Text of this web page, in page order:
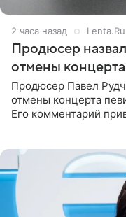
2 часа назад Lenta.Ru
Продюсер
отмены
Продюсер Павел
отмены концерта
Его комментарий